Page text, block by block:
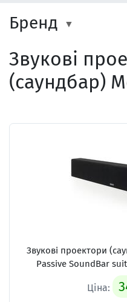
Бренд
Звукові
(саундбар)
Звукові проектори
Passive SoundBar
Ціна: